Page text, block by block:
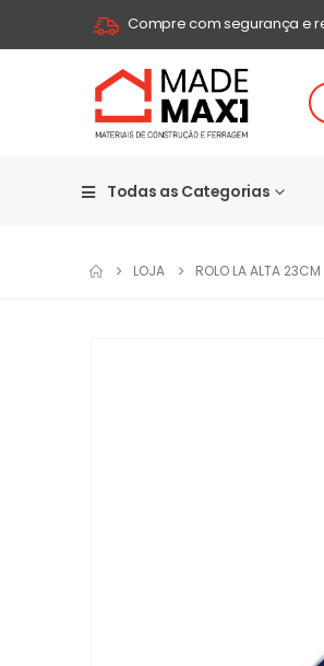
Compre com segurança e
Todas as Categorias
LOJA ROLO LA ALTA